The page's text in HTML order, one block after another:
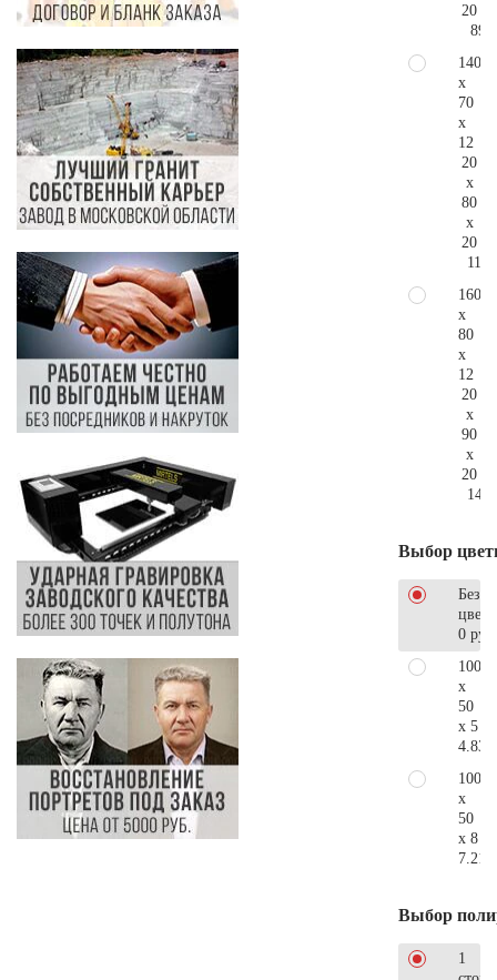
20
140
x
70
x
12
20
x
80
x
20
160
x
80
x
12
20
x
90
x
20
Выбор
Без
0 руб.
100
x
50
x 5
100
x
50
x 8
Выбор
1